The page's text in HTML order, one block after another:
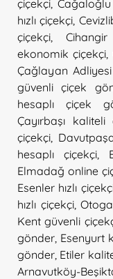
çiçekçi
hızlı çiçekçi
çiçekçi
ekonomik çiçekçi
Çağlayan
güvenli çiçek
hesaplı çiçek
Çayırbaşı
çiçekçi
hesaplı çiçekçi,
Elmadağ online
Esenler hızlı
hızlı çiçekçi,
Kent güvenli
gönder Esenyurt
gönder Etiler
Arnavutköy-